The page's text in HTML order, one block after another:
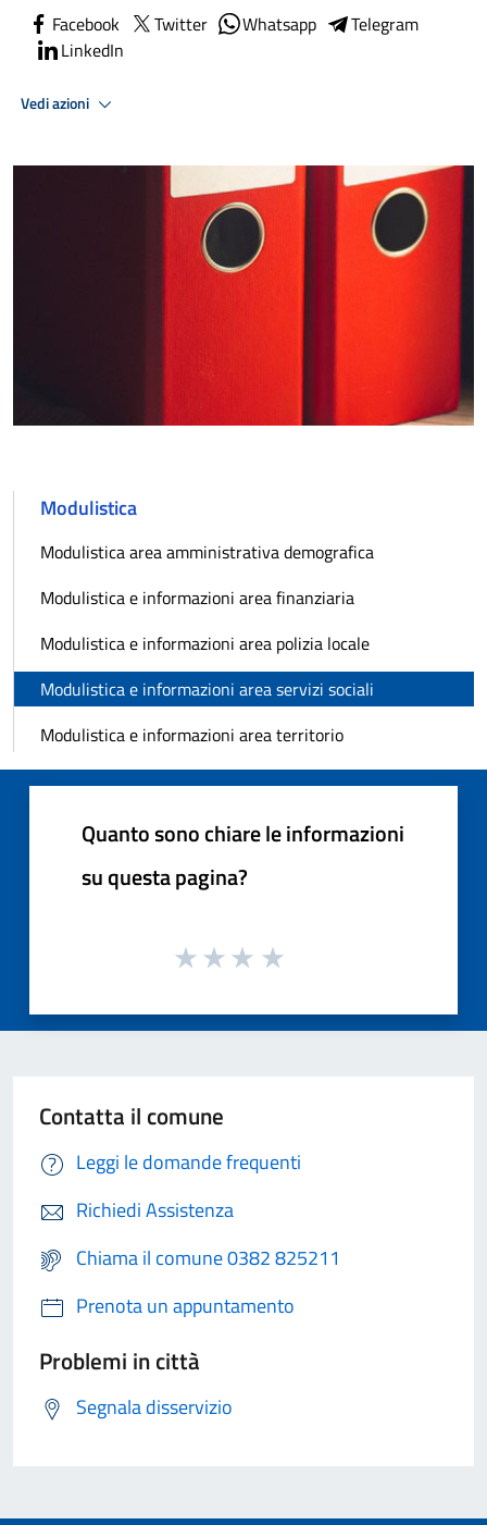
Facebook Twitter Whatsapp
Telegram
LinkedIn
Vedi azioni
Modulistica
Modulistica area amministrativa demografica
Modulistica e informazioni area finanziaria
Modulistica e informazioni area polizia locale
Modulistica e informazioni area servizi sociali
Modulistica e informazioni area territorio
Quanto sono chiare le informazioni
su questa pagina?
Contatta il comune
Leggi le domande frequenti
Richiedi Assistenza
Chiama il comune 0382 825211
Prenota un appuntamento
Problemi in città
Segnala disservizio